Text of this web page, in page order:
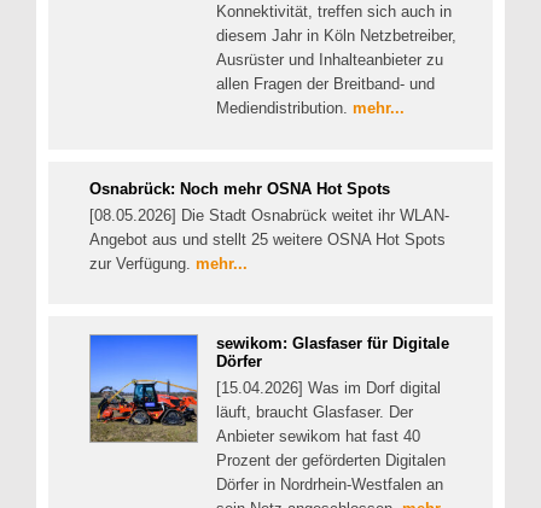
Konnektivität, treffen sich auch in
diesem Jahr in Köln Netzbetreiber,
Ausrüster und Inhalteanbieter zu
allen Fragen der Breitband- und
Mediendistribution. mehr...
Osnabrück: Noch mehr OSNA Hot Spots
[08.05.2026] Die Stadt Osnabrück weitet ihr WLAN-
Angebot aus und stellt 25 weitere OSNA Hot Spots
zur Verfügung. mehr...
sewikom: Glasfaser für Digitale
Dörfer
[15.04.2026] Was im Dorf digital
läuft, braucht Glasfaser. Der
Anbieter sewikom hat fast 40
Prozent der geförderten Digitalen
Dörfer in Nordrhein-Westfalen an